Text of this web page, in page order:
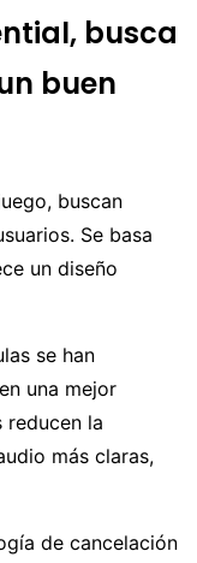
busca
buen
buscan
Se basa
un diseño
se han
una mejor
reducen la
más claras,
de cancelación